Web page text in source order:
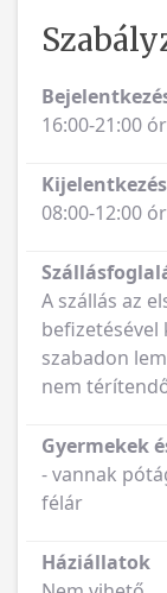
16:00-21:00
Kijelentkezés
befizetésével
szabadon
nem
Gyermekek
félár
Háziállatok